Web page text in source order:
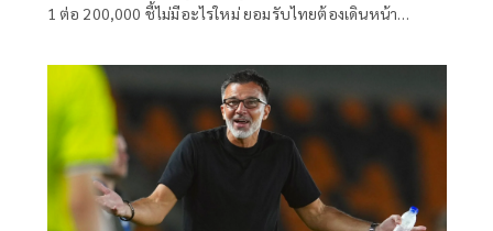
1 ต่อ 200,000​ ชี้ไม่มีอะไรใหม่ ยอมรับไทยต้องเดินหน้า
ระวังตกเป็นเครื่องมือเขมร​